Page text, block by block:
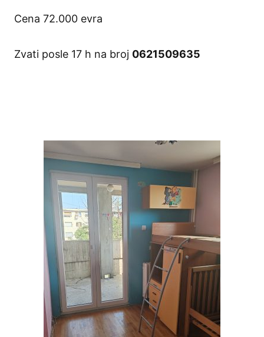
Cena 72.000 evra
Zvati posle 17 h na broj 0621509635